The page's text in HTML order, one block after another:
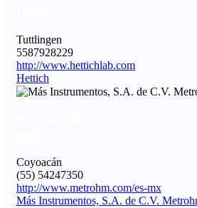
Tuttlingen
5587928229
http://www.hettichlab.com
Hettich
Coyoacán
(55) 54247350
http://www.metrohm.com/es-mx
Más Instrumentos, S.A. de C.V.